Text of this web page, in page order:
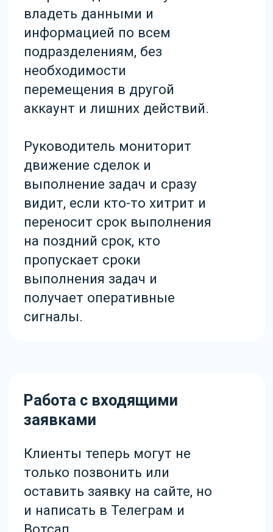
аналитику по всем
подразделениям и при этом
всё это в виде базового
функционала без сложных
действий со стороны РОПа.
базово и не смущает
функционалом, при этом
установленные доработки
работают на улучшение
системы для компании.
Установлена синхронизация
настроек, чтобы быстро и
точно вносить изменения во
все подразделения. Это
решение помогает
экономить на специалистах
человеческого фактора.
Выросла конверсия и
количество услуг,
Эмфи компания GymKids
систему работы и
чтобы эффективно
масштабироваться и
подключать новые
филиалы.